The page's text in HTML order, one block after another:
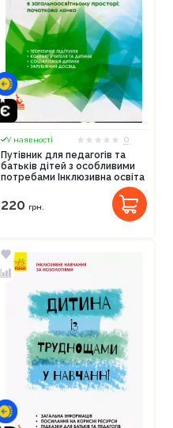
У наявності
0
Путівник для педагогів та
батьків дітей з особливими
потребами Інклюзивна освіта
220 грн.